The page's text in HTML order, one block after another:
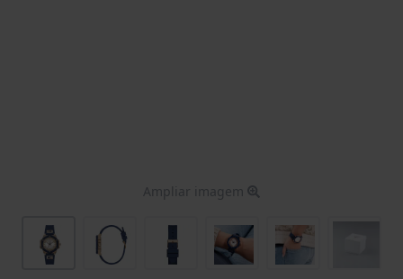
Ampliar imagem